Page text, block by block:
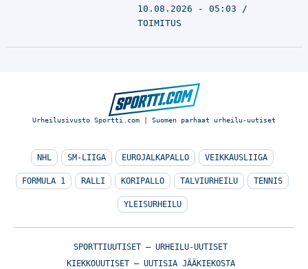
10.08.2026 - 05:03
TOIMITUS
Urheilusivusto Sportti.com | Suomen parhaat urheilu-uutiset
NHL SM-LIIGA EUROJALKAPALLO VEIKKAUSLIIGA
FORMULA 1 RALLI KORIPALLO TALVIURHEILU TENNIS
YLEISURHEILU
SPORTTIUUTISET – URHEILU-UUTISET
KIEKKOUUTISET – UUTISIA JÄÄKIEKOSTA